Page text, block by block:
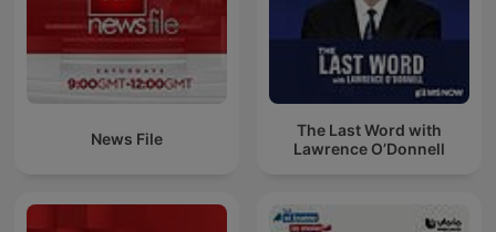
News File
The Last Word with
Lawrence O’Donnell